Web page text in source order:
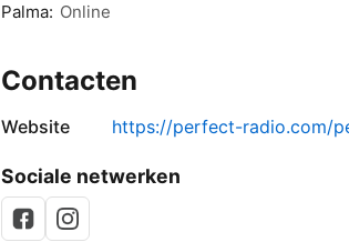
Palma: Online
Contacten
Website https://perfect-radio.com/
Sociale netwerken